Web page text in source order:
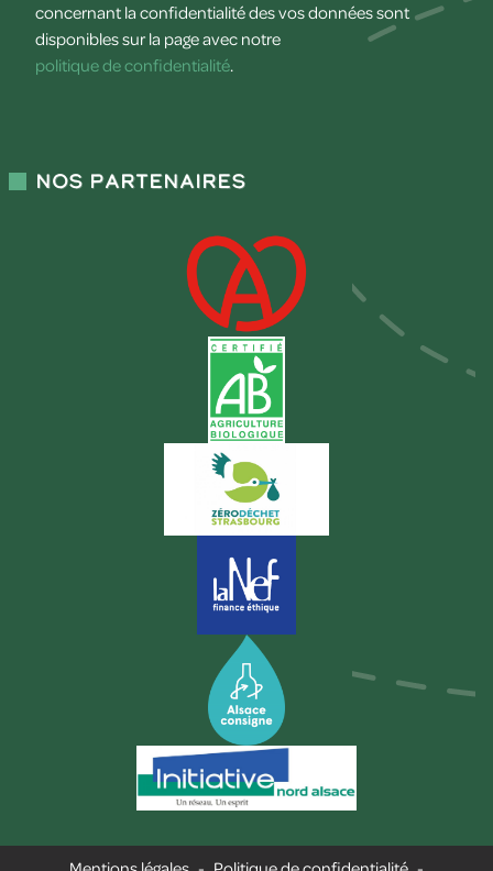
concernant la confidentialité des vos données sont
disponibles sur la page avec notre
politique de confidentialité.
Nos partenaires